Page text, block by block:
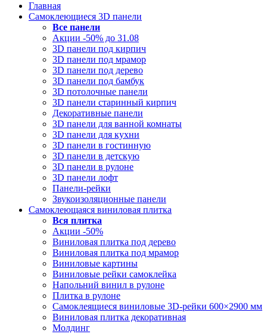
Главная
Самоклеющиеся 3D панели
Все панели
Акции -50% до 31.08
3D панели под кирпич
3D панели под мрамор
3D панели под дерево
3D панели под бамбук
3D потолочные панели
3D панели старинный кирпич
Декоративные панели
3D панели для ванной комнаты
3D панели для кухни
3D панели в гостинную
3D панели в детскую
3D панели в рулоне
3D панели лофт
Панели-рейки
Звукоизоляционные панели
Самоклеющаяся виниловая плитка
Вся плитка
Акции -50%
Виниловая плитка под дерево
Виниловая плитка под мрамор
Виниловые картины
Виниловые рейки самоклейка
Напольний винил в рулоне
Плитка в рулоне
Самоклеящиеся виниловые 3D‑рейки 600×2900 мм
Виниловая плитка декоративная
Молдинг